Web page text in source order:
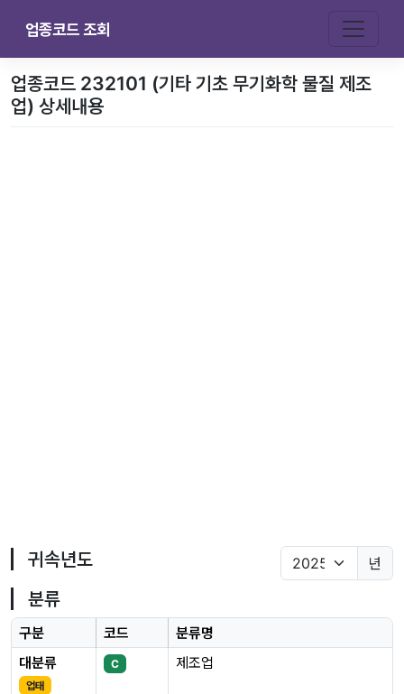
업종코드 조회
업종코드 232101 (기타 기초 무기화학 물질 제조
업) 상세내용
귀속년도 년
분류
구분 코드
분류명
대분류
업태
C 제조업